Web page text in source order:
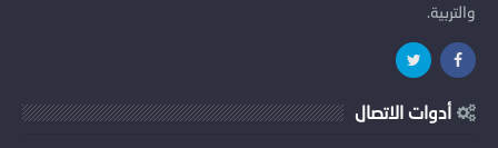
والتربية.
أدوات الاتصال